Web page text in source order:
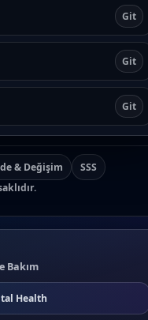
Git
Git
Git
& Değişim
SSS
Bakım
Health